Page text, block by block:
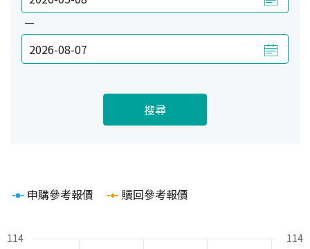
—
搜尋
Line chart with 2 lines.
The chart has 2 Y axes displaying values and values.
申購參考報價 贖回參考報價
114 114